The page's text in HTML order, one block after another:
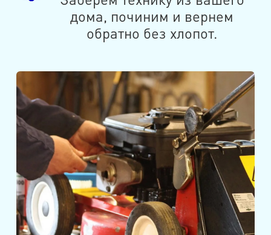
дома, починим и вернем
обратно без хлопот.